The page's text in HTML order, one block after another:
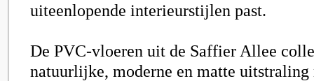
uiteenlopende interieurstijlen past.
De PVC-vloeren uit de Saffier Allee
natuurlijke, moderne en matte uitstraling